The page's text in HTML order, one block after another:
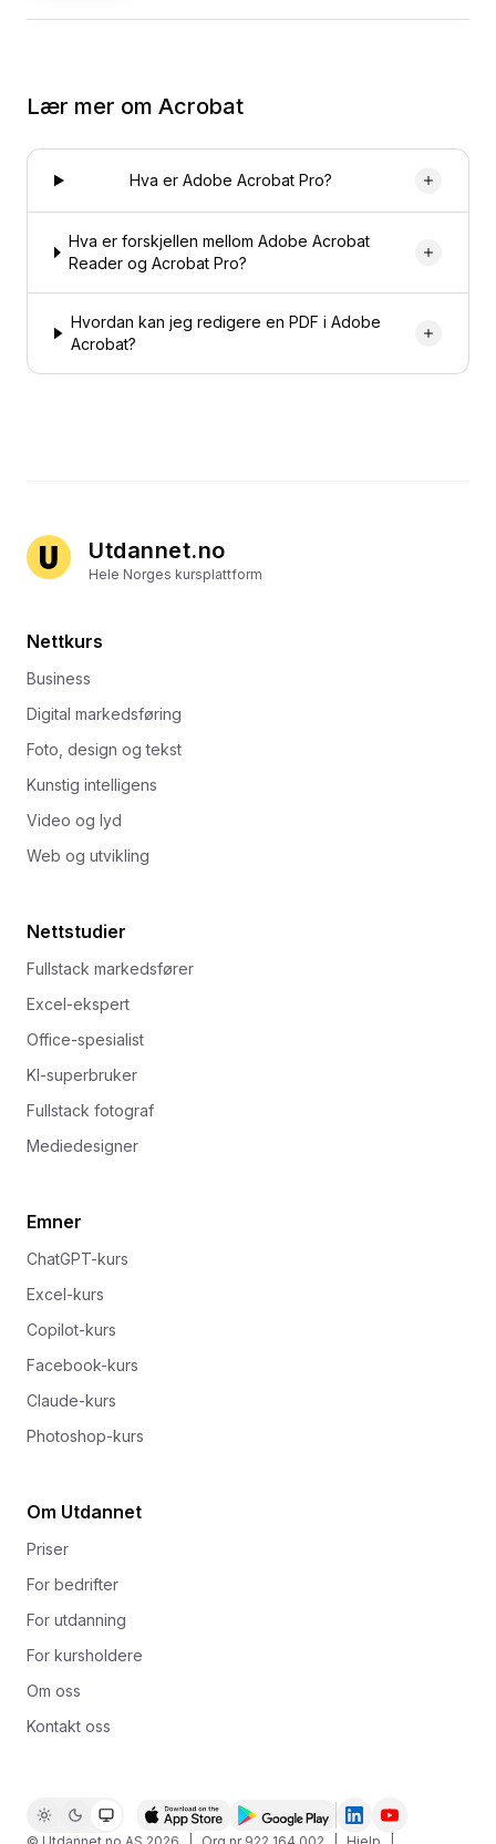
Lær mer om Acrobat
Hva er Adobe Acrobat Pro?
Hva er forskjellen mellom Adobe Acrobat
Reader og Acrobat Pro?
Hvordan kan jeg redigere en PDF i Adobe
Acrobat?
Utdannet.no
Hele Norges kursplattform
Nettkurs
Business
Digital markedsføring
Foto, design og tekst
Kunstig intelligens
Video og lyd
Web og utvikling
Nettstudier
Fullstack markedsfører
Excel-ekspert
Office-spesialist
KI-superbruker
Fullstack fotograf
Mediedesigner
Emner
ChatGPT-kurs
Excel-kurs
Copilot-kurs
Facebook-kurs
Claude-kurs
Photoshop-kurs
Om Utdannet
Priser
For bedrifter
For utdanning
For kursholdere
Om oss
Kontakt oss